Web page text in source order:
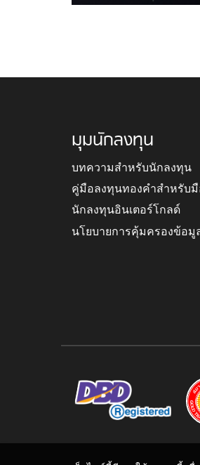
มุมนักลงทุน
บทความสำหรับนักลงทุน
คู่มือลงทุนทองคำสำหรับ
นักลงทุนอินเตอร์โกลด์
นโยบายการคุ้มครองข้อ